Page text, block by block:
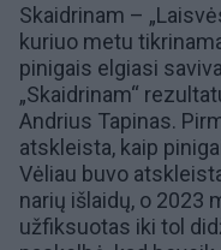
Skaidrinam –
kuriuo metu
pinigais elgiasi
„Skaidrinam“
Andrius Tapinas.
atskleista, kaip
Vėliau buvo
narių išlaidų, o 2023
užfiksuotas iki tol